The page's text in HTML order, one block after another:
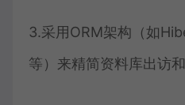
3.采用ORM架构（如
等）来精简资料库出访和